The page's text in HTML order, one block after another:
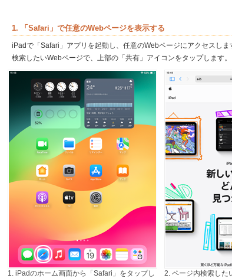
1. 「Safari」で任意のWebページを表示する
iPadで「Safari」アプリを起動し、任意のWebページにアクセスし
検索したいWebページで、上部の「共有」アイコンをタップします。
1. iPadのホーム画面から「Safari」をタップし
2. ページ内検索した